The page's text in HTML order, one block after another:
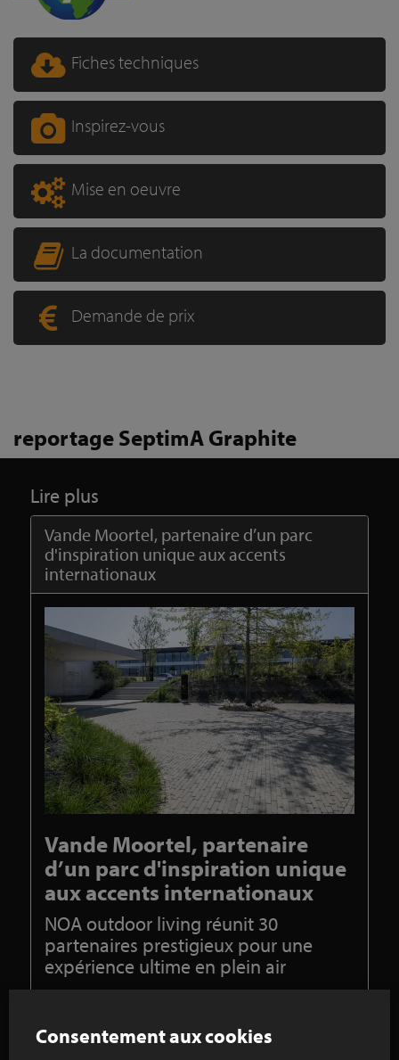
Fiches techniques
Inspirez-vous
Mise en oeuvre
La documentation
Demande de prix
reportage SeptimA Graphite
Lire plus
Vande Moortel, partenaire d’un parc
d'inspiration unique aux accents
internationaux
Vande Moortel, partenaire
d’un parc d'inspiration unique
aux accents internationaux
NOA outdoor living réunit 30
partenaires prestigieux pour une
expérience ultime en plein air
Un parc de 3 hectares qui parle à l'imagination,
thématiques disséminés dans une oasis de verdure
Consentement aux cookies